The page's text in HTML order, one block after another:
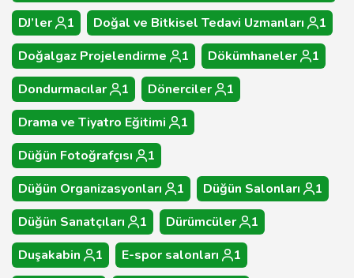
DJ’ler
1 Doğal ve Bitkisel Tedavi Uzmanları
1
Doğalgaz Projelendirme
1 Dökümhaneler
1
Dondurmacılar
1 Dönerciler
1
Drama ve Tiyatro Eğitimi
1
Düğün Fotoğrafçısı
1
Düğün Organizasyonları
1 Düğün Salonları
1
Düğün Sanatçıları
1 Dürümcüler
1
Duşakabin
1 E-spor salonları
1